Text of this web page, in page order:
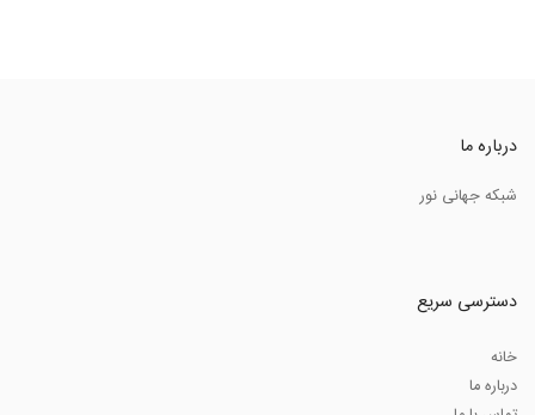
درباره ما
شبکه جهانی نور
دسترسی سریع
خانه
درباره ما